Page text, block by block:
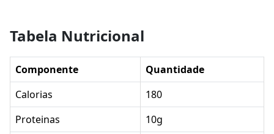
Tabela Nutricional
Componente
Quantidade
Calorias
180
Proteinas
10g